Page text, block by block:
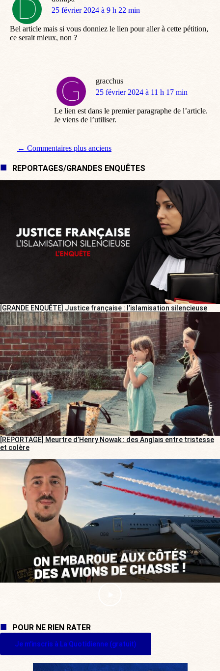
dit
25 février 2024 à 9 h 22 min
Bel article mais si vous donniez le lien pour aller à cette pétition,
ce serait mieux, non ?
gracchus
dit
25 février 2024 à 11 h 17 min
Le lien est dans le premier paragraphe de l’article.
Je viens de l’utiliser.
Navigation de commentaire
← Commentaires plus anciens
REPORTAGES/GRANDES ENQUÊTES
[GRANDE ENQUÊTE] Justice française : l’islamisation silencieuse
[REPORTAGE] Meurtre d’Henry Nowak : des Anglais entre tristesse
et colère
POUR NE RIEN RATER
Je m'inscris à La Quotidienne (gratuit)